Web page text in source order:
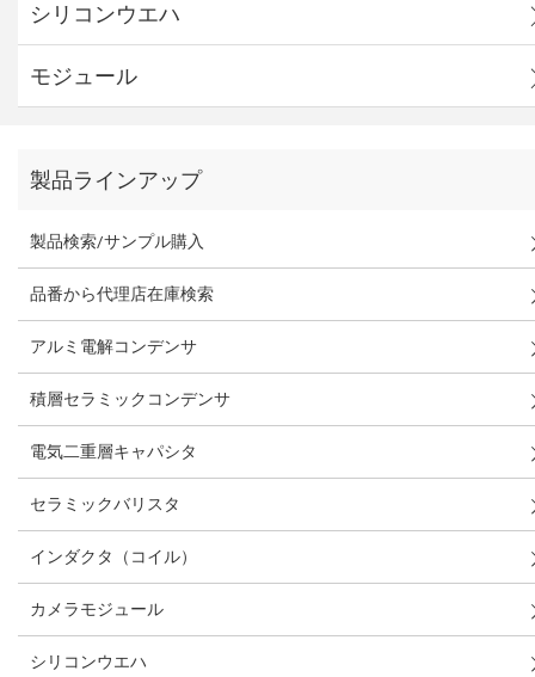
シリコンウエハ
モジュール
製品ラインアップ
製品検索/サンプル購入
品番から代理店在庫検索
アルミ電解コンデンサ
積層セラミックコンデンサ
電気二重層キャパシタ
セラミックバリスタ
インダクタ（コイル）
カメラモジュール
シリコンウエハ